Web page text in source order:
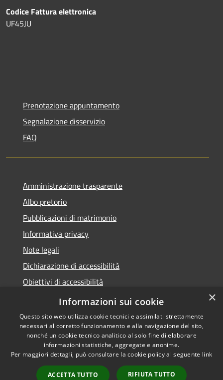
Codice Fattura elettronica
UF45JU
Prenotazione appuntamento
Segnalazione disservizio
FAQ
Amministrazione trasparente
Albo pretorio
Pubblicazioni di matrimonio
Informativa privacy
Note legali
Dichiarazione di accessibilità
Obiettivi di accessibilità
Whistleblowing
Accessibilità
Copyright © 2026 • Comune di
Zibido San Giacomo • Powered
byMunicipium
Accesso
×
Informazioni sui cookie
Questo sito web utilizza cookie tecnici e assimilati strettamente
necessari al corretto funzionamento e alla navigazione del sito,
nonché un cookie tecnico analitico al solo fine di elaborare
informazioni statistiche, aggregate e anonime.
Per maggiori dettagli, può consultare la cookie policy al seguente link
ACCETTA TUTTO RIFIUTA TUTTO